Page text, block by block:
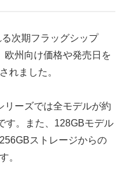
次期フラッグシップ
欧州向け価格や発売日を
れました。
リーズでは全モデルが約
す。また、128GBモデル
ストレージからの
。